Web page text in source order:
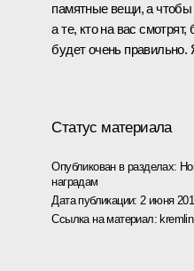
памятные вещи, а
а те, кто на вас
будет очень
Статус материала
Опубликован в разделах:
наградам
Дата публикации: 2 июня
Ссылка на материал: